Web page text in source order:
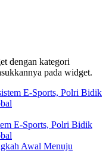
dengan kategori
pada widget.
E-Sports, Polri Bidik